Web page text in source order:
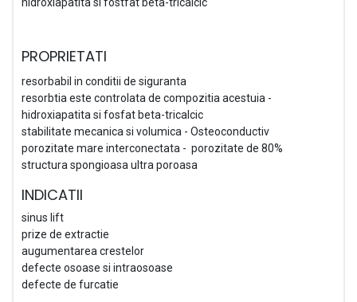
PROPRIETATI
resorbabil in conditii de siguranta
resorbtia este controlata de compozitia acestuia -
hidroxiapatita si fosfat beta-tricalcic
stabilitate mecanica si volumica - Osteoconductiv
porozitate mare interconectata - porozitate de 80%
structura spongioasa ultra poroasa
INDICATII
sinus lift
prize de extractie
augumentarea crestelor
defecte osoase si intraosoase
defecte de furcatie